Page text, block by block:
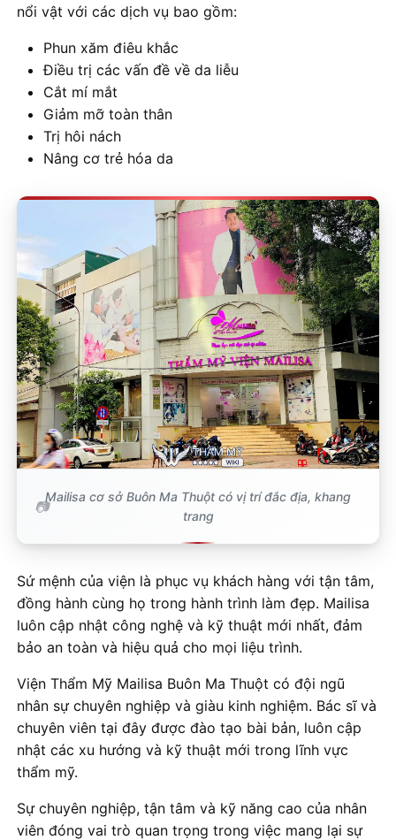
nổi vật với các dịch vụ bao gồm:
Phun xăm điêu khắc
Điều trị các vấn đề về da liễu
Cắt mí mắt
Giảm mỡ toàn thân
Trị hôi nách
Nâng cơ trẻ hóa da
Mailisa cơ sở Buôn Ma Thuột có vị trí đắc địa, khang
trang
Sứ mệnh của viện là phục vụ khách hàng với tận tâm,
đồng hành cùng họ trong hành trình làm đẹp. Mailisa
luôn cập nhật công nghệ và kỹ thuật mới nhất, đảm
bảo an toàn và hiệu quả cho mọi liệu trình.
Viện Thẩm Mỹ Mailisa Buôn Ma Thuột có đội ngũ
nhân sự chuyên nghiệp và giàu kinh nghiệm. Bác sĩ và
chuyên viên tại đây được đào tạo bài bản, luôn cập
nhật các xu hướng và kỹ thuật mới trong lĩnh vực
thẩm mỹ.
Sự chuyên nghiệp, tận tâm và kỹ năng cao của nhân
viên đóng vai trò quan trọng trong việc mang lại sự